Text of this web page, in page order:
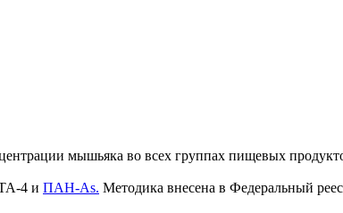
мышьяка во всех группах пищевых
4 и ПАН-As. Методика внесена в Федеральный